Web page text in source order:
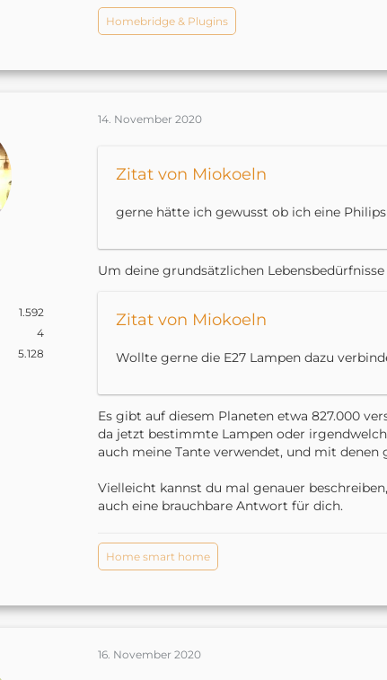
Homebridge & Plugins
1.592
4
5.128
14. November 2020
Zitat von Miokoeln
gerne hätte ich gewusst ob ich eine
Um deine grundsätzlichen
Zitat von Miokoeln
Wollte gerne die E27 Lampen dazu
Es gibt auf diesem Planeten etwa 827.000
da jetzt bestimmte Lampen oder
auch meine Tante verwendet, und mit denen
Vielleicht kannst du mal genauer
auch eine brauchbare Antwort für dich.
Home smart home
16. November 2020